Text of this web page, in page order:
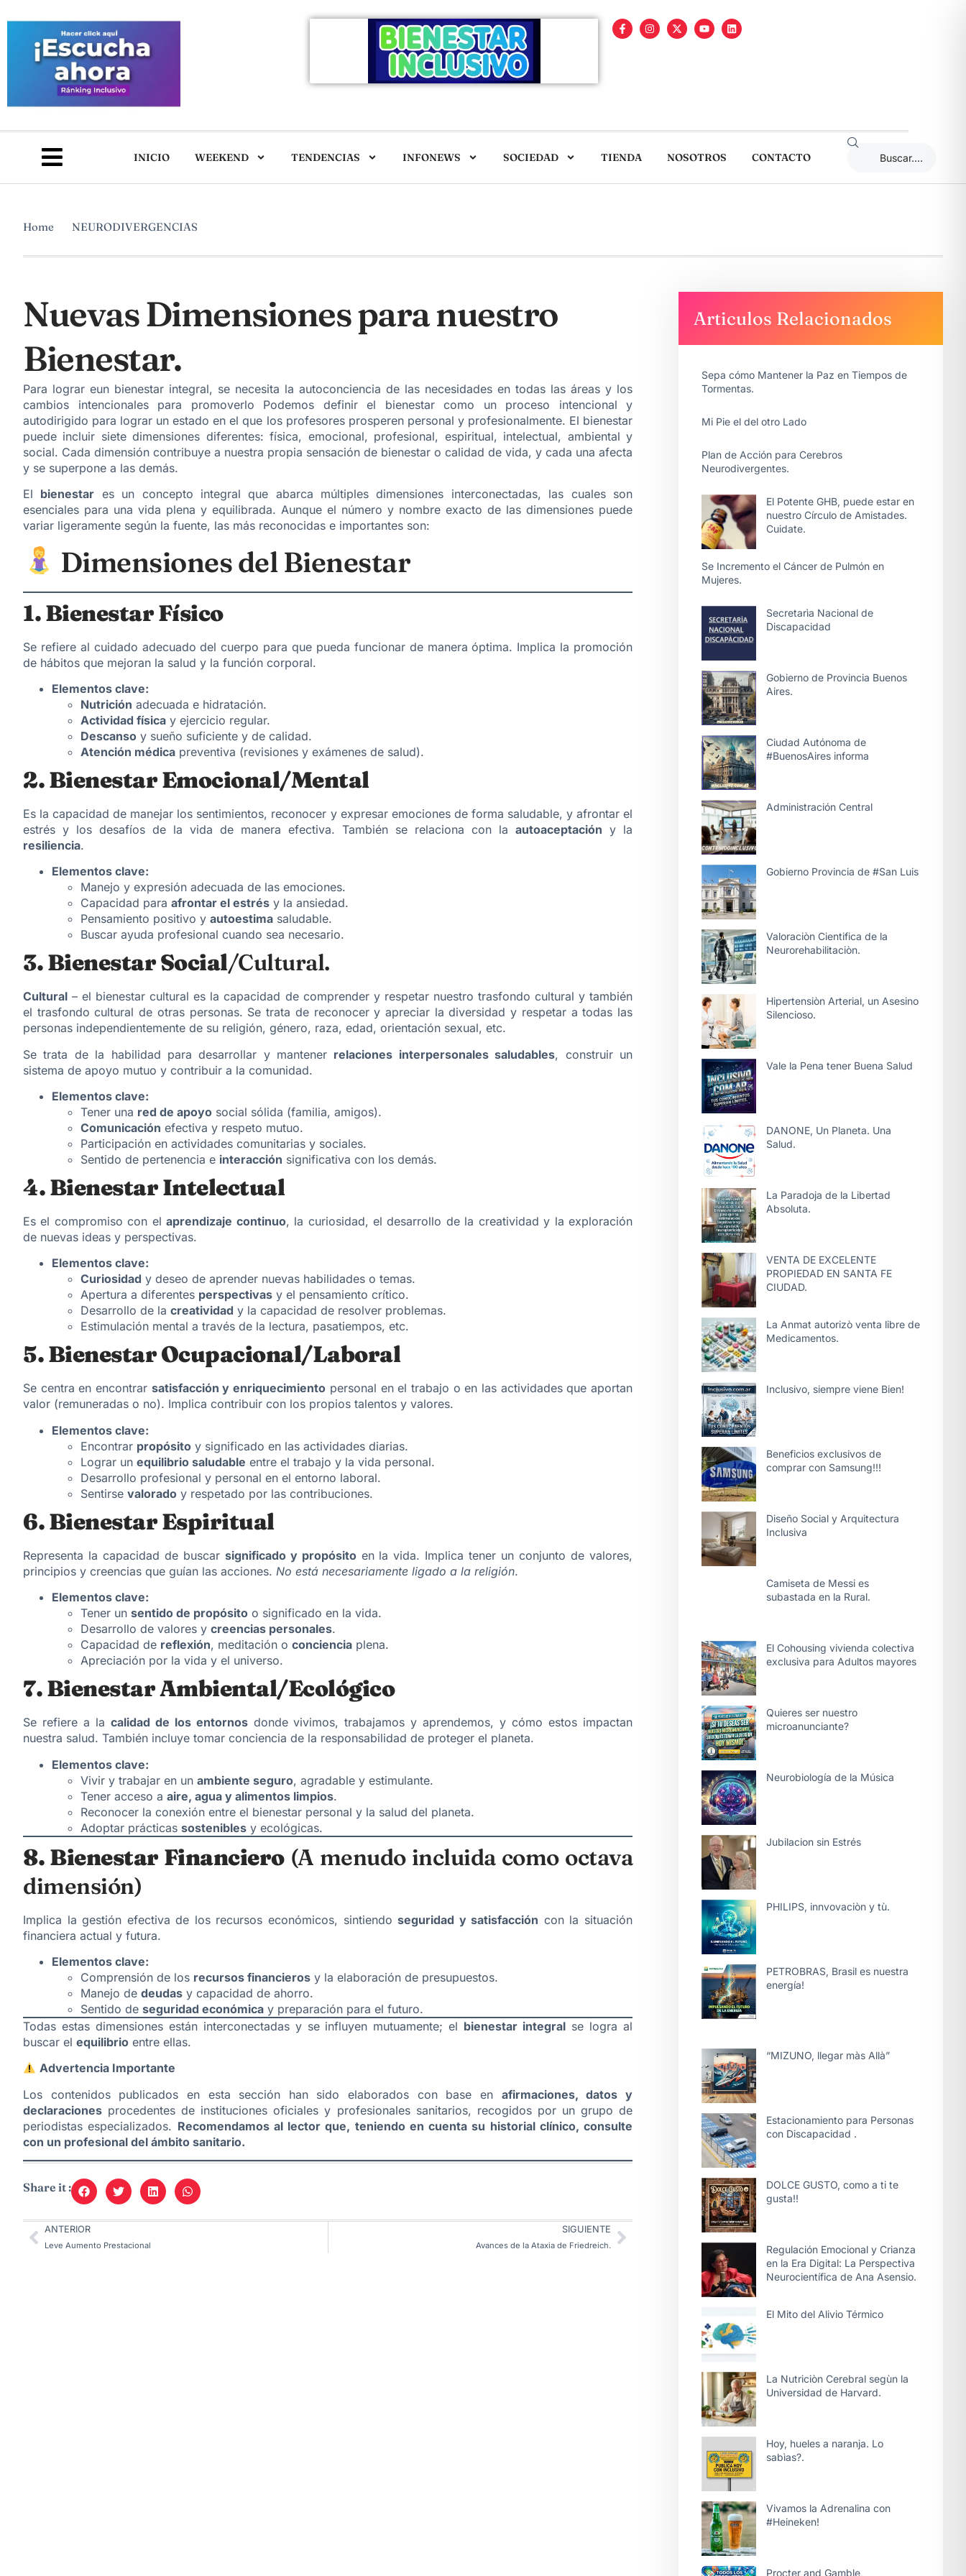
INICIO WEEKEND TENDENCIAS INFONEWS SOCIEDAD TIENDA NOSOTROS CONTACTO
Home NEURODIVERGENCIAS
Nuevas Dimensiones para nuestro
Bienestar.
Para lograr eun bienestar integral, se necesita la autoconciencia de las necesidades en todas las áreas y los
cambios intencionales para promoverlo Podemos definir el bienestar como un proceso intencional y
autodirigido para lograr un estado en el que los profesores prosperen personal y profesionalmente. El bienestar
puede incluir siete dimensiones diferentes: física, emocional, profesional, espiritual, intelectual, ambiental y
social. Cada dimensión contribuye a nuestra propia sensación de bienestar o calidad de vida, y cada una afecta
y se superpone a las demás.
El bienestar es un concepto integral que abarca múltiples dimensiones interconectadas, las cuales son
esenciales para una vida plena y equilibrada. Aunque el número y nombre exacto de las dimensiones puede
variar ligeramente según la fuente, las más reconocidas e importantes son:
Dimensiones del Bienestar
1. Bienestar Físico
Se refiere al cuidado adecuado del cuerpo para que pueda funcionar de manera óptima. Implica la promoción
de hábitos que mejoran la salud y la función corporal.
Elementos clave:
Nutrición adecuada e hidratación.
Actividad física y ejercicio regular.
Descanso y sueño suficiente y de calidad.
Atención médica preventiva (revisiones y exámenes de salud).
2. Bienestar Emocional/Mental
Es la capacidad de manejar los sentimientos, reconocer y expresar emociones de forma saludable, y afrontar el
estrés y los desafíos de la vida de manera efectiva. También se relaciona con la autoaceptación y la
resiliencia.
Elementos clave:
Manejo y expresión adecuada de las emociones.
Capacidad para afrontar el estrés y la ansiedad.
Pensamiento positivo y autoestima saludable.
Buscar ayuda profesional cuando sea necesario.
3. Bienestar Social/Cultural.
Cultural – el bienestar cultural es la capacidad de comprender y respetar nuestro trasfondo cultural y también
el trasfondo cultural de otras personas. Se trata de reconocer y apreciar la diversidad y respetar a todas las
personas independientemente de su religión, género, raza, edad, orientación sexual, etc.
Se trata de la habilidad para desarrollar y mantener relaciones interpersonales saludables, construir un
sistema de apoyo mutuo y contribuir a la comunidad.
Elementos clave:
Tener una red de apoyo social sólida (familia, amigos).
Comunicación efectiva y respeto mutuo.
Participación en actividades comunitarias y sociales.
Sentido de pertenencia e interacción significativa con los demás.
4. Bienestar Intelectual
Es el compromiso con elaprendizaje continuo, la curiosidad, el desarrollo de la creatividad y la exploración
de nuevas ideas y perspectivas.
Elementos clave:
Curiosidad y deseo de aprender nuevas habilidades o temas.
Apertura a diferentes perspectivas y el pensamiento crítico.
Desarrollo de la creatividad y la capacidad de resolver problemas.
Estimulación mental a través de la lectura, pasatiempos, etc.
5. Bienestar Ocupacional/Laboral
Se centra en encontrar satisfacción y enriquecimiento personal en el trabajo o en las actividades que aportan
valor (remuneradas o no). Implica contribuir con los propios talentos y valores.
Elementos clave:
Encontrar propósito y significado en las actividades diarias.
Lograr un equilibrio saludable entre el trabajo y la vida personal.
Desarrollo profesional y personal en el entorno laboral.
Sentirse valorado y respetado por las contribuciones.
6. Bienestar Espiritual
Representa la capacidad de buscar significado y propósitoen la vida. Implica tener un conjunto de valores,
principios y creencias que guían las acciones. No está necesariamente ligado a la religión.
Elementos clave:
Tener un sentido de propósito o significado en la vida.
Desarrollo de valores y creencias personales.
Capacidad de reflexión, meditación o conciencia plena.
Apreciación por la vida y el universo.
7. Bienestar Ambiental/Ecológico
Se refiere a la calidad de los entornosdonde vivimos, trabajamos y aprendemos, y cómo estos impactan
nuestra salud. También incluye tomar conciencia de la responsabilidad de proteger el planeta.
Elementos clave:
Vivir y trabajar en un ambiente seguro, agradable y estimulante.
Tener acceso a aire, agua y alimentos limpios.
Reconocer la conexión entre el bienestar personal y la salud del planeta.
Adoptar prácticas sostenibles y ecológicas.
8. Bienestar Financiero(A menudo incluida como octava
dimensión)
Implica la gestión efectiva de los recursos económicos, sintiendoseguridad y satisfacción con la situación
financiera actual y futura.
Elementos clave:
Comprensión de los recursos financieros y la elaboración de presupuestos.
Manejo de deudas y capacidad de ahorro.
Sentido de seguridad económica y preparación para el futuro.
Todas estas dimensiones están interconectadas y se influyen mutuamente; el bienestar integral se logra al
buscar el equilibrio entre ellas.
Advertencia Importante
Los contenidos publicados en esta sección han sido elaborados con base en afirmaciones, datos y
declaraciones procedentes de instituciones oficiales y profesionales sanitarios, recogidos por un grupo de
periodistas especializados. Recomendamos al lector que, teniendo en cuenta su historial clínico, consulte
con un profesional del ámbito sanitario.
Share it :
ANTERIOR
Leve Aumento Prestacional
SIGUIENTE
Avances de la Ataxia de Friedreich.
Articulos Relacionados
Sepa cómo Mantener la Paz en Tiempos de
Tormentas.
Mi Pie el del otro Lado
Plan de Acción para Cerebros
Neurodivergentes.
El Potente GHB, puede estar en
nuestro Círculo de Amistades.
Cuidate.
Se Incremento el Cáncer de Pulmón en
Mujeres.
Secretarìa Nacional de
Discapacidad
Gobierno de Provincia Buenos
Aires.
Ciudad Autónoma de
#BuenosAires informa
Administración Central
Gobierno Provincia de #San Luis
Valoraciòn Cientifica de la
Neurorehabilitaciòn.
Hipertensiòn Arterial, un Asesino
Silencioso.
Vale la Pena tener Buena Salud
DANONE, Un Planeta. Una
Salud.
La Paradoja de la Libertad
Absoluta.
VENTA DE EXCELENTE
PROPIEDAD EN SANTA FE
CIUDAD.
La Anmat autorizò venta libre de
Medicamentos.
Inclusivo, siempre viene Bien!
Beneficios exclusivos de
comprar con Samsung!!!
Diseño Social y Arquitectura
Inclusiva
Camiseta de Messi es
subastada en la Rural.
El Cohousing vivienda colectiva
exclusiva para Adultos mayores
Quieres ser nuestro
microanunciante?
Neurobiología de la Música
Jubilacion sin Estrés
PHILIPS, innvovaciòn y tù.
PETROBRAS, Brasil es nuestra
energía!
“MIZUNO, llegar màs Allà”
Estacionamiento para Personas
con Discapacidad .
DOLCE GUSTO, como a ti te
gusta!!
Regulación Emocional y Crianza
en la Era Digital: La Perspectiva
Neurocientífica de Ana Asensio.
El Mito del Alivio Térmico
La Nutriciòn Cerebral segùn la
Universidad de Harvard.
Hoy, hueles a naranja. Lo
sabìas?.
Vivamos la Adrenalina con
#Heineken!
Procter and Gamble,